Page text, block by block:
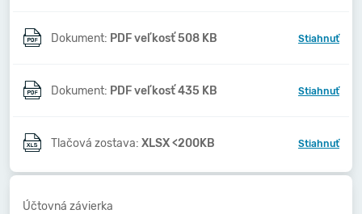
Dokument: PDF veľkosť 508 KB Stiahnuť
Dokument: PDF veľkosť 435 KB Stiahnuť
Tlačová zostava: XLSX <200KB Stiahnuť
Účtovná závierka